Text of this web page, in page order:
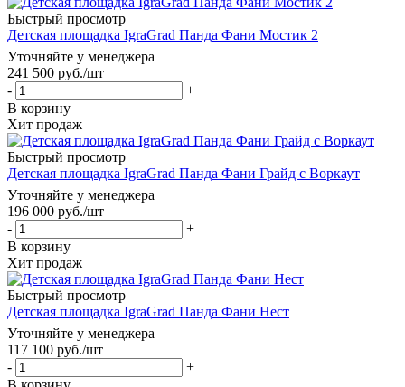
Быстрый просмотр
Детская площадка IgraGrad Панда Фани Мостик 2
Уточняйте у менеджера
241 500 руб./шт
-
+
В корзину
Хит продаж
Быстрый просмотр
Детская площадка IgraGrad Панда Фани Грайд с Воркаут
Уточняйте у менеджера
196 000 руб./шт
-
+
В корзину
Хит продаж
Быстрый просмотр
Детская площадка IgraGrad Панда Фани Нест
Уточняйте у менеджера
117 100 руб./шт
-
+